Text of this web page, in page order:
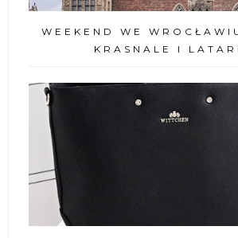
WEEKEND WE
KRASNALE I